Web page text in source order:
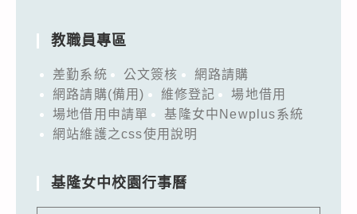
教職員專區
差勤系統 公文簽核
網路請購
網路請購(備用)
維修登記
場地借用
場地借用申請單
基隆女中Newplus系統
網站維護之css使用說明
基隆女中校園行事曆